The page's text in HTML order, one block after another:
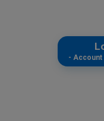
- Account